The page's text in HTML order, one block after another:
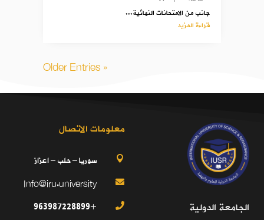
جانب من الامتحانات النهائية...
قراءة المزيد
« Older Entries
الجامعة الدولية
معلومات الاتصال
 سوريا – حلب – اعزاز

Info@iru.university

+963987228899